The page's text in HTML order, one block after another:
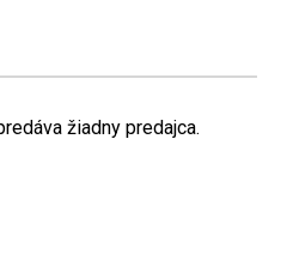
žiadny predajca.